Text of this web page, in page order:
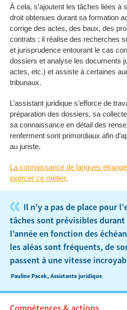
À cela, s’ajoutent les tâches liées à
droit obtenues durant sa formation
corrige des actes, des baux, des
contrats ; il réalise des recherches
et jurisprudence entourant le cas
dossiers et analyse les documents
actes, etc.) et assiste à certaines
tribunaux.
L’assistant juridique s’efforce de
préparation des dossiers, sa
sa connaissance en détail des
renferment sont primordiaux afin
au juriste.
La connaissance de langues
exercer ce métier.
« Il n’y a pas de place pour
tâches sont prévisibles
l’année en fonction des
les aléas sont fréquents, de
passent à une vitesse
Pauline Pacek, Assistante juridique